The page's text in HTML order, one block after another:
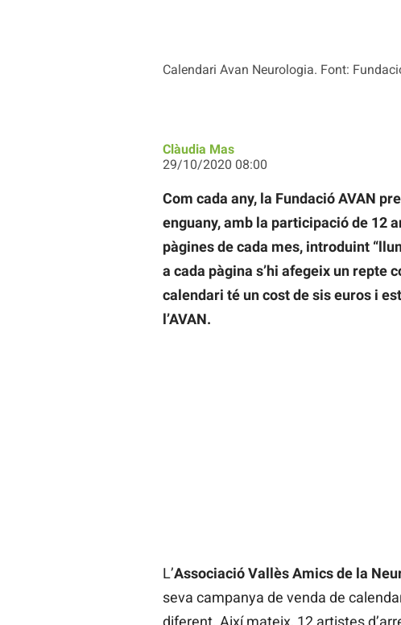
Calendari Avan Neurologia. Font:
Clàudia Mas
29/10/2020 08:00
Com cada any, la Fundació AVAN
enguany, amb la participació de 12
pàgines de cada mes, introduint
a cada pàgina s’hi afegeix un repte
calendari té un cost de sis euros i
l’AVAN.
L’Associació Vallès Amics de la
seva campanya de venda de
diferent. Així mateix, 12 artistes